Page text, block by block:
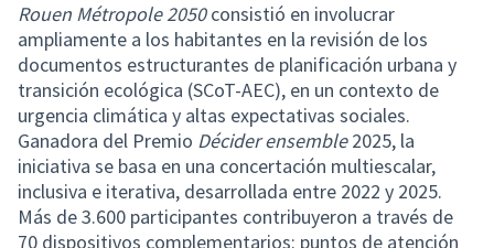
Rouen Métropole 2050consistió en involucrar
ampliamente a los habitantes en la revisión de los
documentos estructurantes de planificación urbana y
transición ecológica (SCoT-AEC), en un contexto de
urgencia climática y altas expectativas sociales.
Ganadora del Premio Décider ensemble2025, la
iniciativa se basa en una concertación multiescalar,
inclusiva e iterativa, desarrollada entre 2022 y 2025.
Más de 3.600 participantes contribuyeron a través de
70 dispositivos complementarios: puntos de atención